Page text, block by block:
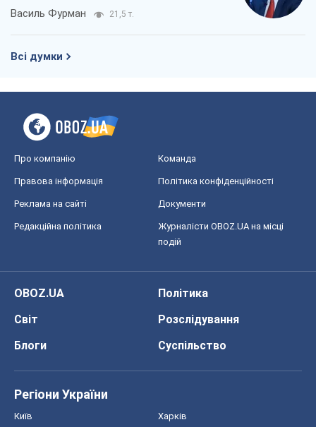
Василь Фурман 21,5 т.
Всі думки
Про компанію Команда
Правова інформація Політика конфіденційності
Реклама на сайті Документи
Редакційна політика
Журналісти OBOZ.UA на місці
подій
OBOZ.UA
Політика
Світ
Розслідування
Блоги
Суспільство
Регіони України
Київ Харків